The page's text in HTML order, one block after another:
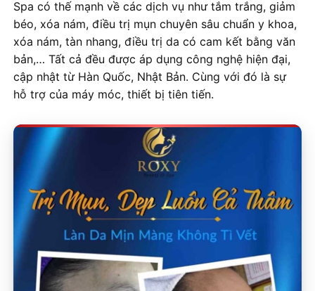
Spa có thế mạnh về các dịch vụ như tắm trắng, giảm
béo, xóa nám, điều trị mụn chuyên sâu chuẩn y khoa,
xóa nám, tàn nhang, điều trị da có cam kết bằng văn
bản,… Tất cả đều được áp dụng công nghệ hiện đại,
cập nhật từ Hàn Quốc, Nhật Bản. Cùng với đó là sự
hỗ trợ của máy móc, thiết bị tiên tiến.